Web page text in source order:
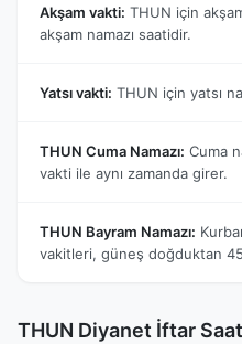
Akşam vakti: THUN için
akşam namazı saatidir.
Yatsı vakti: THUN için yatsı
THUN Cuma Namazı: Cuma
vakti ile aynı zamanda girer.
THUN Bayram Namazı:
vakitleri, güneş doğduktan
THUN Diyanet İftar